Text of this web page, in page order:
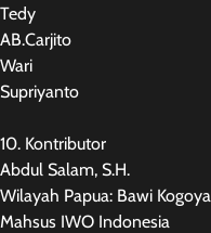
Tedy
AB.Carjito
Wari
Supriyanto
10. Kontributor
Abdul Salam, S.H.
Wilayah Papua: Bawi Kogoya
Mahsus IWO Indonesia